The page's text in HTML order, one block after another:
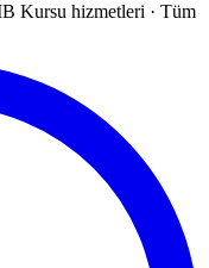
Kursu hizmetleri · Tüm